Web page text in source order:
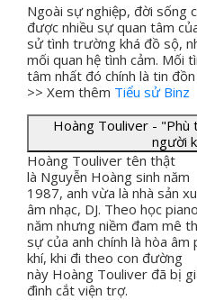
Ngoài sự nghiệp, đời sống
được nhiều sự quan tâm
sử tình trường khá đồ sộ,
mối quan hệ tình cảm. Mối
tâm nhất đó chính là tin
>> Xem thêm Tiểu sử Binz
Hoàng Touliver - "Phù
người
Hoàng Touliver tên thật
là Nguyễn Hoàng sinh năm
1987, anh vừa là nhà sản
âm nhạc, DJ. Theo học
năm nhưng niềm đam mê
sự của anh chính là hòa âm
khí, khi đi theo con đường
này Hoàng Touliver đã bị
đình cắt viện trợ.